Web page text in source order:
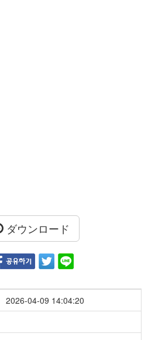
ダウンロード
2026-04-09 14:04:20